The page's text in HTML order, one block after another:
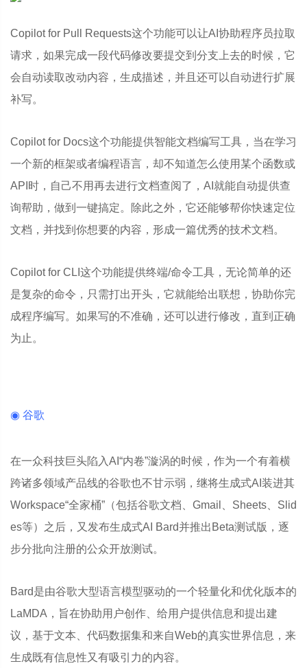
Copilot for Pull Requests这个功能可以让AI协助程序员拉取
请求，如果完成一段代码修改要提交到分支上去的时候，它
会自动读取改动内容，生成描述，并且还可以自动进行扩展
补写。
Copilot for Docs这个功能提供智能文档编写工具，当在学习
一个新的框架或者编程语言，却不知道怎么使用某个函数或
API时，自己不用再去进行文档查阅了，AI就能自动提供查
询帮助，做到一键搞定。除此之外，它还能够帮你快速定位
文档，并找到你想要的内容，形成一篇优秀的技术文档。
Copilot for CLI这个功能提供终端/命令工具，无论简单的还
是复杂的命令，只需打出开头，它就能给出联想，协助你完
成程序编写。如果写的不准确，还可以进行修改，直到正确
为止。
◉ 谷歌
在一众科技巨头陷入AI“内卷”漩涡的时候，作为一个有着横
跨诸多领域产品线的谷歌也不甘示弱，继将生成式AI装进其
Workspace“全家桶”（包括谷歌文档、Gmail、Sheets、Slid
es等）之后，又发布生成式AI Bard并推出Beta测试版，逐
步分批向注册的公众开放测试。
Bard是由谷歌大型语言模型驱动的一个轻量化和优化版本的
LaMDA，旨在协助用户创作、给用户提供信息和提出建
议，基于文本、代码数据集和来自Web的真实世界信息，来
生成既有信息性又有吸引力的内容。